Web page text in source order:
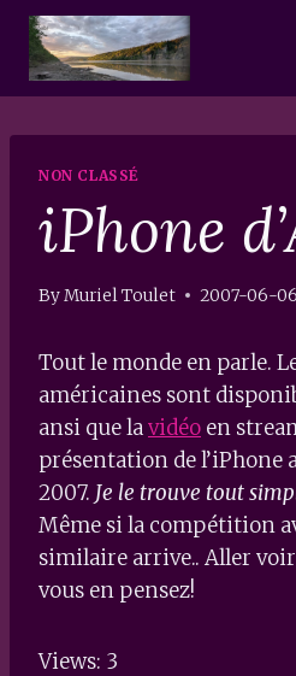
Skip
content
NON CLASSÉ
iPhone
ByMuriel Toulet 2007-06-06
Tout le monde en parle.
américaines sont
ansi que lavidéo en
présentation de l’iPhone
2007. Je le trouve tout
Même si la compétition
similaire arrive.. Aller
vous en pensez!
Views: 3